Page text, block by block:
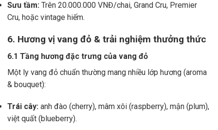
Sưu tầm: Trên 20.000.000 VNĐ/chai, Grand Cru, Premier
Cru, hoặc vintage hiếm.
6. Hương vị vang đỏ & trải nghiệm thưởng thức
6.1 Tầng hương đặc trưng của vang đỏ
Một ly vang đỏ chuẩn thường mang nhiều lớp hương (aroma
& bouquet):
Trái cây: anh đào (cherry), mâm xôi (raspberry), mận (plum),
việt quất (blueberry).